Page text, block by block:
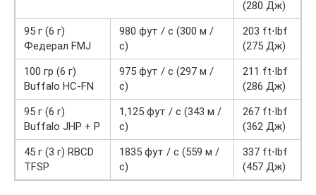
(280 Дж)
95 г (6 г)
Федерал FMJ
980 фут / с (300 м /
с)
203 ft⋅lbf
(275 Дж)
100 гр (6 г)
Buffalo HC-FN
975 фут / с (297 м /
с)
211 ft⋅lbf
(286 Дж)
95 г (6 г)
Buffalo JHP + P
1,125 фут / с (343 м /
с)
267 ft⋅lbf
(362 Дж)
45 г (3 г) RBCD
TFSP
1835 фут / с (559 м /
с)
337 ft⋅lbf
(457 Дж)